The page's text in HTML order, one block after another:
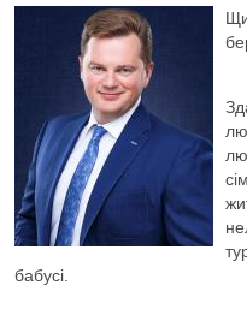
бабусі.